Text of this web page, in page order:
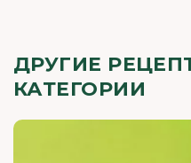
ДРУГИЕ
КАТЕГОРИИ